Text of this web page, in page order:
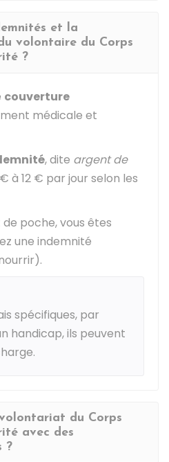
et la
volontaire du Corps
?
couverture
médicale et
, dite argent de
à 12 € par jour selon les
poche, vous êtes
une indemnité
spécifiques, par
handicap, ils peuvent
du Corps
avec des
?